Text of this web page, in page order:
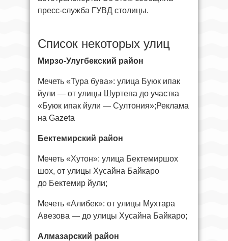
пресс-служба ГУВД столицы.
Список некоторых улиц
Мирзо-Улугбекский район
Мечеть «Тура бува»: улица Буюк ипак
йули — от улицы Шуртепа до участка
«Буюк ипак йули — Султония»;Реклама
на Gazeta
Бектемирский район
Мечеть «Хутон»: улица Бектемиршох
шох, от улицы Хусайна Байкаро
до Бектемир йули;
Мечеть «Алибек»: от улицы Мухтара
Авезова — до улицы Хусайна Байкаро;
Алмазарский район